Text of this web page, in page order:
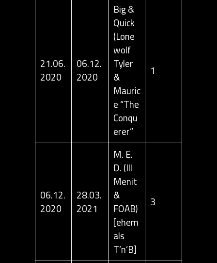
21.06.
2020
06.12.
2020
Big &
Quick
(Lone
wolf
Tyler
&
Mauric
e “The
Conqu
erer”
1
06.12.
2020
28.03.
2021
M. E.
D. (Ill
Menit
&
FOAB)
[ehem
als
T’n’B]
3